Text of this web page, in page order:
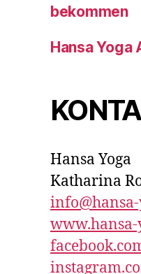
bekommen
Hansa
Hansa Yoga
Katharina
www.hansa-